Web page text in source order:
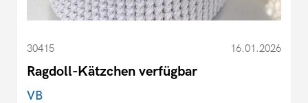
30415 16.01.2026
Ragdoll-Kätzchen verfügbar
VB